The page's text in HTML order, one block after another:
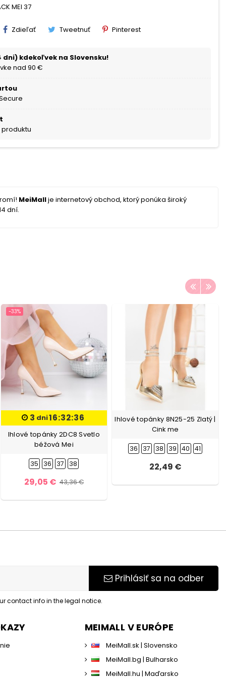
MEI 37
Zdieľať Tweetnuť Pinterest
kdekoľvek na Slovensku!
nad 90 €
MeiMallje internetový obchod, ktorý ponúka široký
dní.
-33%
3 dni16:32:36
Ihlové topánky 2DC8 Svetlo
béžová Mei
35 36 37 38
29,05 € 43,36 €
Ihlové topánky 8N25-25 Zlatý |
Cink me
36 37 38 39 40 41
22,49 €
Prihlásiť sa na odber
contact info in the legal notice.
MEIMALL V EURÓPE
MeiMall.sk | Slovensko
MeiMall.bg | Bulharsko
MeiMall.hu | Maďarsko